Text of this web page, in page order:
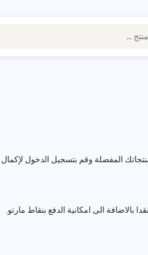
المفضلة وقم بتسجيل الدخول لإكمال
بالاضافة الى امكانية الدفع بنقاط مارتو.